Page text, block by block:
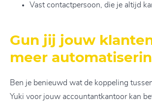
Vast contactpersoon, die je altijd
Gun jij jouw
meer
Ben je benieuwd wat de koppeling
Yuki voor jouw accountantkantoor kan